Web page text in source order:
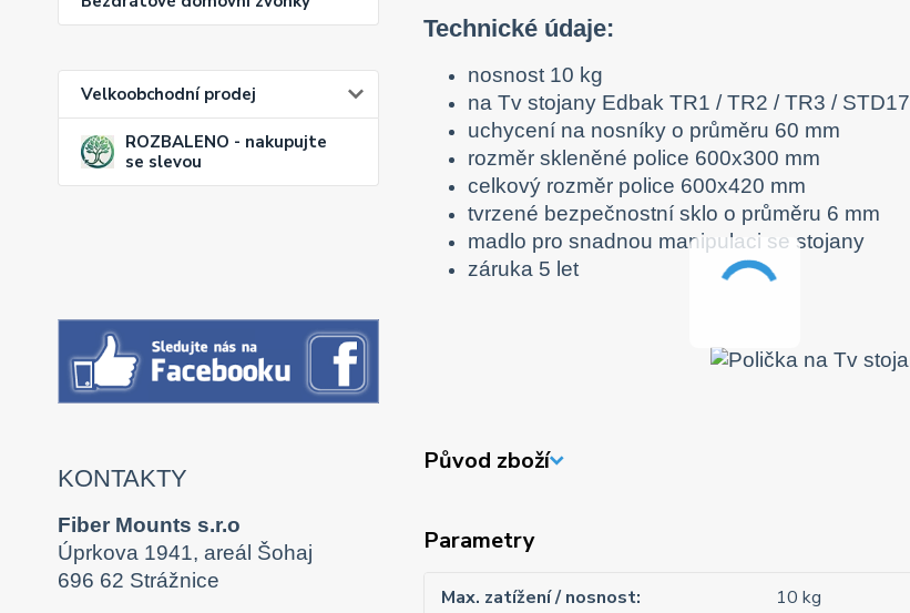
Velkoobchodní prodej
ROZBALENO - nakupujte
se slevou
KONTAKTY
Fiber Mounts s.r.o
Úprkova 1941, areál Šohaj
696 62 Strážnice
Technické údaje:
nosnost 10 kg
na Tv stojany Edbak TR1 / TR2 / TR3 / STD17
uchycení na nosníky o průměru 60 mm
rozměr skleněné police 600x300 mm
celkový rozměr police 600x420 mm
tvrzené bezpečnostní sklo o průměru 6 mm
madlo pro snadnou manipulaci se stojany
záruka 5 let
Původ zboží
Parametry
Max. zatížení / nosnost
10 kg